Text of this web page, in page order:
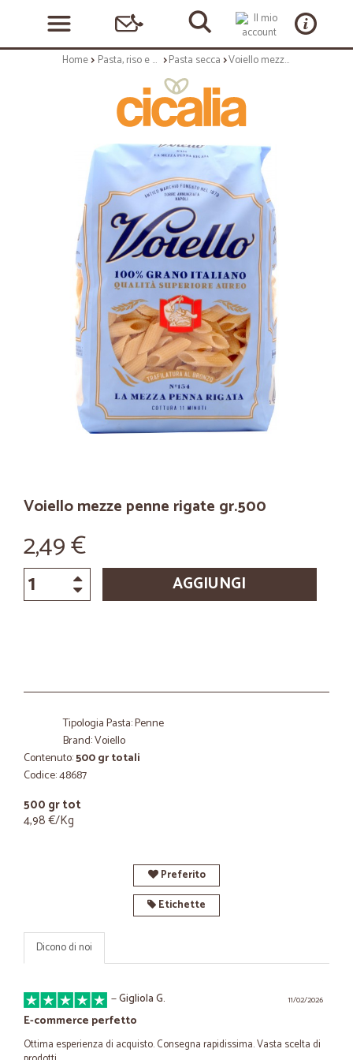
Home Pasta, riso e cerali Pasta secca Voiello mezze penne rigate gr.500
Voiello mezze penne rigate gr.500
2,49 €
AGGIUNGI
Tipologia Pasta: Penne
Brand: Voiello
Contenuto:500 gr totali
Codice: 48687
500 gr tot
4,98 €/Kg
Preferito
Etichette
Dicono di noi
11/02/2026
—Gigliola G.
E-commerce perfetto
Ottima esperienza di acquisto. Consegna rapidissima. Vasta scelta di